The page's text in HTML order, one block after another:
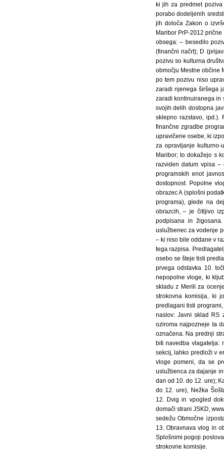
ki jih za predmet
porabo dodeljenih
jih določa Zakon o
Maribor PrP-2012
obsega: – besedilo
(finančni načrt); D
pozivu so kulturna
območju Mestne občine
po tem pozivu niso
zaradi njenega širšega
zaradi kontinuiranega in
svojih delih dostopna
sklepno razstavo, ipd.).
finančne zgradbe
upravičene osebe, ki
za opravljanje
Maribor; to dokažejo s
razviden datum vpisa –
programskih enot
dostopnost. Popolne
obrazec A (splošni
programa), glede na
obrazcih, – je čitljivo
podpisana in
uslužbenec za vodenje
– ki niso bile oddane v
tega razpisa.
osebo se šteje tisti
prvega odstavka 10.
nepopolne vloge, ki
skladu z Merili za
strokovna komisija, ki
predlagani tisti
naslov: Javni sklad RS
oziroma najpozneje ta
označena. Na prednji
biti navedba vlagatelja:
sekcij, lahko predloži v
vloge pomeni, da se
uslužbenca za dajanje
dan od 10. do 12. ure);
do 12. ure), Nežka
12. Dvig in vpogled
domači strani JSKD,
sedežu Območne
13. Obravnava vlog in
Splošnimi pogoji
strokovne komisije.